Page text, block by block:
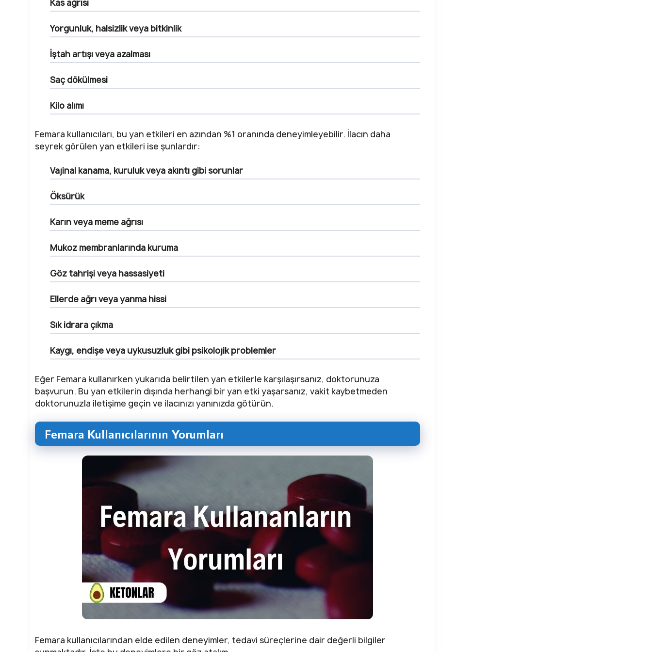
Kas ağrısı
Yorgunluk, halsizlik veya bitkinlik
İştah artışı veya azalması
Saç dökülmesi
Kilo alımı
Femara kullanıcıları, bu yan etkileri en azından %1 oranında deneyimleyebilir. İlacın daha
seyrek görülen yan etkileri ise şunlardır:
Vajinal kanama, kuruluk veya akıntı gibi sorunlar
Öksürük
Karın veya meme ağrısı
Mukoz membranlarında kuruma
Göz tahrişi veya hassasiyeti
Ellerde ağrı veya yanma hissi
Sık idrara çıkma
Kaygı, endişe veya uykusuzluk gibi psikolojik problemler
Eğer Femara kullanırken yukarıda belirtilen yan etkilerle karşılaşırsanız, doktorunuza
başvurun. Bu yan etkilerin dışında herhangi bir yan etki yaşarsanız, vakit kaybetmeden
doktorunuzla iletişime geçin ve ilacınızı yanınızda götürün.
Femara Kullanıcılarının Yorumları
Femara kullanıcılarından elde edilen deneyimler, tedavi süreçlerine dair değerli bilgiler